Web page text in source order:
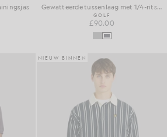
Gewatteerde tussenlaag met 1/4-ritssluiting
GOLF
£90.00
NIEUW BINNEN